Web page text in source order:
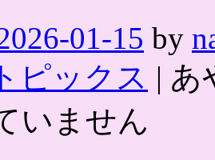
01-15 by
トピックス | あ
いません